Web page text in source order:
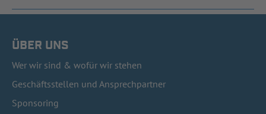
ÜBER UNS
Wer wir sind & wofür wir stehen
Geschäftsstellen und Ansprechpartner
Sponsoring